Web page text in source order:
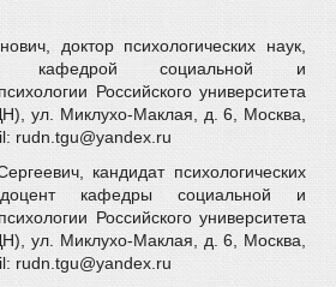
доктор психологических наук,
кафедрой социальной и
Российского университета
ул. Миклухо-Маклая, д. 6, Москва,
rudn.tgu@yandex.ru
кандидат психологических
кафедры социальной и
Российского университета
ул. Миклухо-Маклая, д. 6, Москва,
rudn.tgu@yandex.ru